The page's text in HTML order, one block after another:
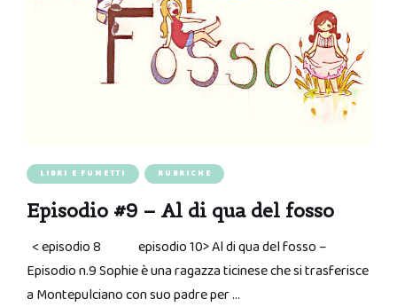
LIBRI E FUMETTI RUBRICHE
Episodio #9 – Al di qua del fosso
< episodio 8 episodio 10> Al di qua del fosso –
Episodio n.9 Sophie è una ragazza ticinese che si trasferisce
a Montepulciano con suo padre per …